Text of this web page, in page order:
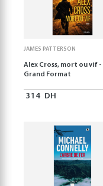
JAMES PATTERSON
Alex Cross, mort ou vif -
Grand Format
314 DH